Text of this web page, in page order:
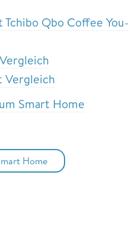
Qbo Coffee You-
Vergleich
Smart Home
Home